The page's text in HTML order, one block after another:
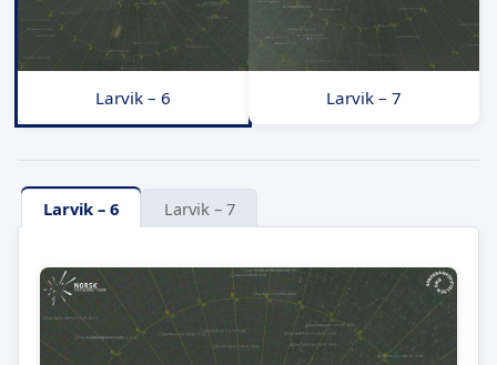
Larvik – 6 Larvik – 7
Larvik – 6 Larvik – 7